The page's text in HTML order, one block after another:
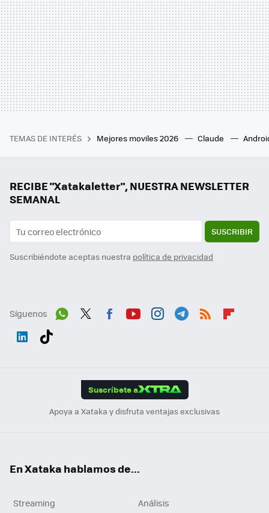
TEMAS DE INTERÉS Mejores moviles 2026 Claude
RECIBE "Xatakaletter", NUESTRA NEWSLETTER
SEMANAL
SUSCRIBIR
Suscribiéndote aceptas nuestra política de privacidad
Síguenos
Suscríbete a
Apoya a Xataka y disfruta ventajas exclusivas
En Xataka hablamos de...
Streaming
Análisis